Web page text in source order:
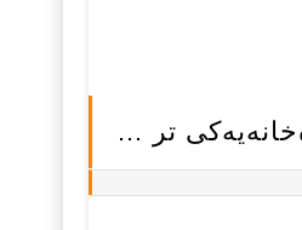
تر …